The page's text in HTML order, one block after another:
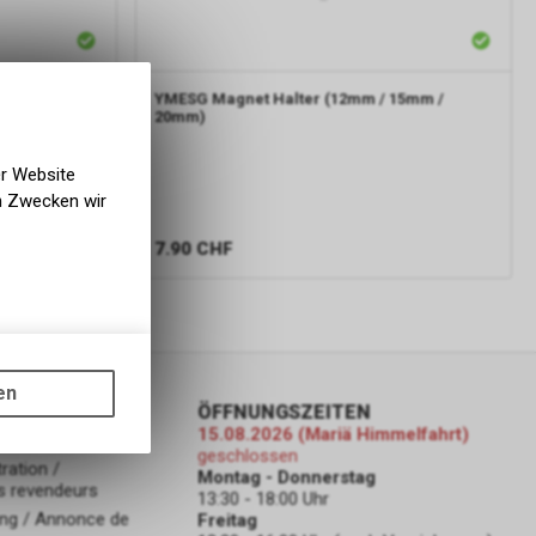
Trekking
YMESG Magnet Halter (12mm / 15mm /
20mm)
7.90 CHF
/
revendeurs
/ Annonce de
ÖFFNUNGSZEITEN
15.08.2026 (Mariä Himmelfahrt)
geschlossen
Montag - Donnerstag
13:30 - 18:00 Uhr
Freitag
Website
Zwecken wir
wie die
die